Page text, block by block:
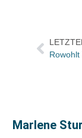
Marlene